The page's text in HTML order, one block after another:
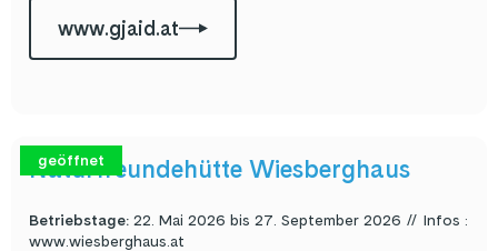
www.gjaid.at
geöffnet
Naturfreundehütte Wiesberghaus
Betriebstage: 22. Mai 2026 bis 27. September 2026 // Infos :
www.wiesberghaus.at